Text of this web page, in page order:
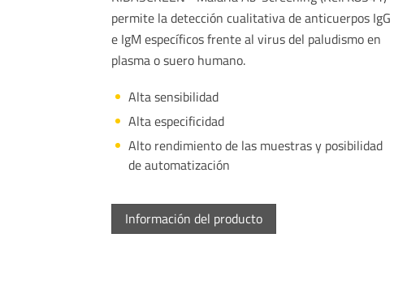
permite la detección cualitativa de anticuerpos IgG
e IgM específicos frente al virus del paludismo en
plasma o suero humano.
Alta sensibilidad
Alta especificidad
Alto rendimiento de las muestras y posibilidad
de automatización
Información del producto